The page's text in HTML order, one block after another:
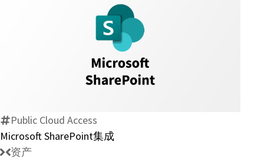
Microsoft
SharePoint
集
Public Cloud Access
Microsoft SharePoint集成
资产